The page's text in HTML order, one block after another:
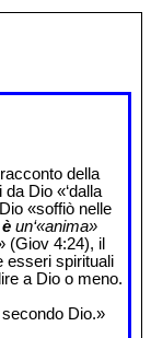
della
Dio «‘dalla
«soffiò nelle
è un‘«anima»
(Giov 4:24), il
esseri spirituali
a Dio o meno.
Dio.»